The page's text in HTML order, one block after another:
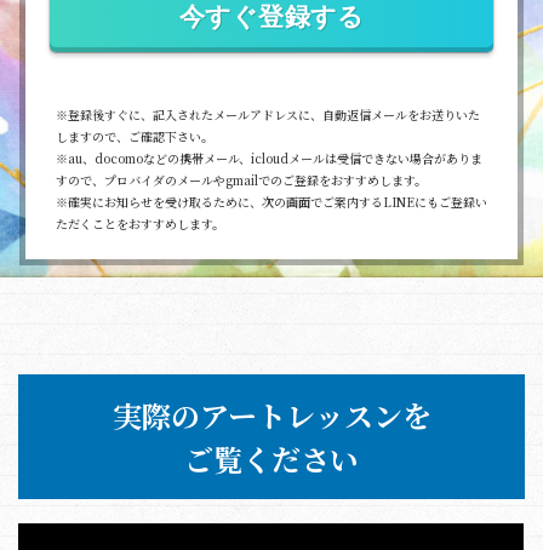
今すぐ登録する
※登録後すぐに、記入されたメールアドレスに、自動返信メールをお送りいた
しますので、ご確認下さい。
※au、docomoなどの携帯メール、icloudメールは受信できない場合がありま
すので、プロバイダのメールやgmailでのご登録をおすすめします。
※確実にお知らせを受け取るために、次の画面でご案内するLINEにもご登録い
ただくことをおすすめします。
実際のアートレッスンを
ご覧ください